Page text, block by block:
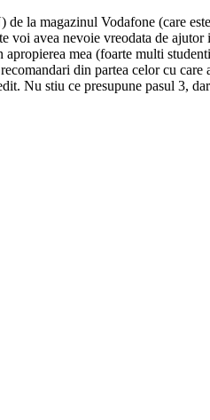
la magazinul Vodafone (care
voi avea nevoie vreodata de
apropierea mea (foarte multi
din partea celor cu
Nu stiu ce presupune pasul 3,